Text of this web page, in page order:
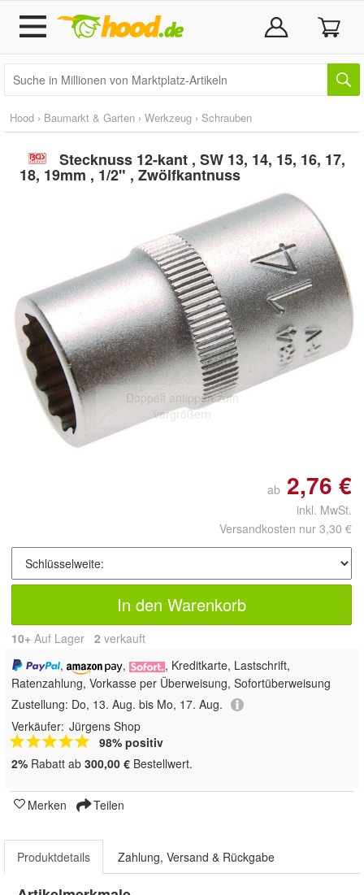
Hood › Baumarkt & Garten › Werkzeug › Schrauben
Stecknuss 12-kant , SW 13, 14, 15, 16, 17,
18, 19mm , 1/2" , Zwölfkantnuss
Doppelt antippen zum
vergrößern
ab 2,76 €
inkl. MwSt.
Versandkosten nur 3,30 €
In den Warenkorb
10+ Auf Lager 2 verkauft
,
,
, Kreditkarte, Lastschrift,
Ratenzahlung, Vorkasse per Überweisung, Sofortüberweisung
Zustellung: Do, 13. Aug. bis Mo, 17. Aug.
Verkäufer: Jürgens Shop
98% positiv
2% Rabatt ab 300,00 € Bestellwert.
Merken Teilen
Produktdetails Zahlung, Versand & Rückgabe